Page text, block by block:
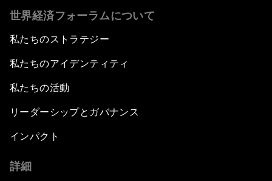
世界経済フォーラムについて
私たちのストラテジー
私たちのアイデンティティ
私たちの活動
リーダーシップとガバナンス
インパクト
詳細